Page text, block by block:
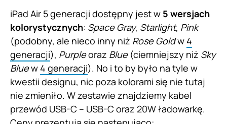
iPad Air 5 generacji dostępny jest w 5 wersjach
kolorystycznych: Space Gray, Starlight, Pink
(podobny, ale nieco inny niż Rose Goldw 4
generacji), Purpleoraz Blue(ciemniejszy niż Sky
Bluew 4 generacji). No i to by było na tyle w
kwestii designu, nic poza kolorami się nie tutaj
nie zmieniło. W zestawie znajdziemy kabel
przewód USB-C – USB-C oraz 20W ładowarkę.